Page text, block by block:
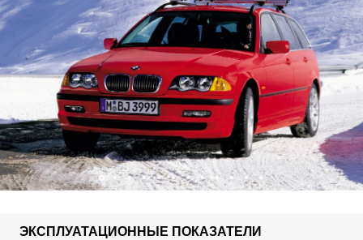
ЭКСПЛУАТАЦИОННЫЕ ПОКАЗАТЕЛИ